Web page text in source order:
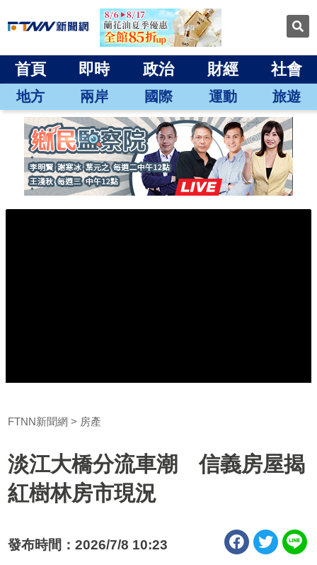
首頁 即時 政治 財經 社會
地方 兩岸 國際 運動 旅遊
FTNN新聞網 房產
淡江大橋分流車潮 信義房屋揭
紅樹林房市現況
發布時間：2026/7/8 10:23